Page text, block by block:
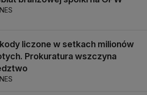
liczone w setkach milionów
Prokuratura wszczyna